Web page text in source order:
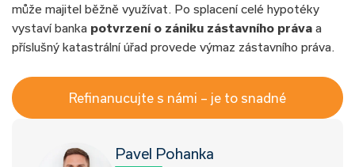
může majitel běžně využívat. Po splacení celé hypotéky
vystaví banka potvrzení o zániku zástavního práva a
příslušný katastrální úřad provede výmaz zástavního práva.
Refinanucujte s námi – je to snadné
Pavel Pohanka